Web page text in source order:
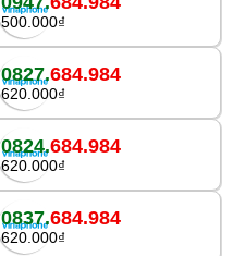
500.000₫
0827.684.984
620.000₫
0824.684.984
620.000₫
0837.684.984
620.000₫